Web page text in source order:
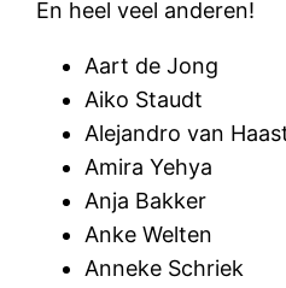
En heel veel anderen!
Aart de Jong
Aiko Staudt
Alejandro van
Amira Yehya
Anja Bakker
Anke Welten
Anneke Schriek